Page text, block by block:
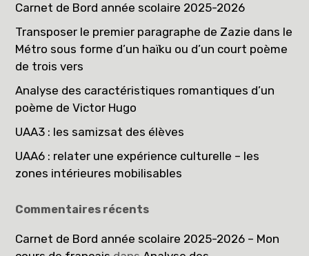
Carnet de Bord année scolaire 2025-2026
Transposer le premier paragraphe de Zazie dans le
Métro sous forme d’un haïku ou d’un court poème
de trois vers
Analyse des caractéristiques romantiques d’un
poème de Victor Hugo
UAA3 : les samizsat des élèves
UAA6 : relater une expérience culturelle – les
zones intérieures mobilisables
Commentaires récents
Carnet de Bord année scolaire 2025-2026 – Mon